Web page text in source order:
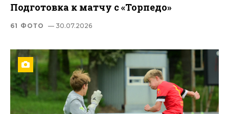
Подготовка к матчу с «Торпедо»
61 ФОТО — 30.07.2026